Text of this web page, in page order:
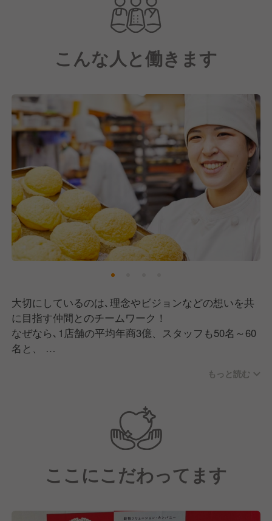
2026年春頃、稲毛駅周辺に新規出店予定です。ご入
社頂けたら、開店までは他の店舗で勤務していただき
ながら、仕事や会社にも徐々に慣れていただく予定で
すので、ご安心ください。多くのお客様の笑顔を一緒
こんな人と働きます
大切にしているのは､理念やビジョンなどの想いを共
に目指す仲間とのチームワーク！
なぜなら､1店舗の平均年商3億、スタッフも50名～60
名と、
約100種類にも及ぶパンを焼き上げて陳列してすぐ
に､どんどんお客様が手に取っていくような繁盛店づ
くりは､共通の想いのもと､一緒に挑戦する仲間の存在
もっと読む
ここにこだわってます